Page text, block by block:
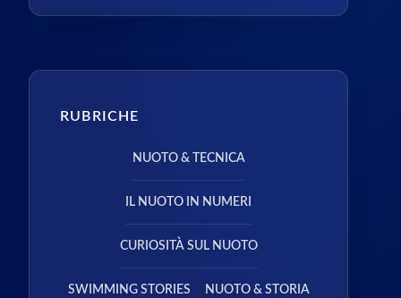
RUBRICHE
NUOTO & TECNICA
IL NUOTO IN NUMERI
CURIOSITÀ SUL NUOTO
SWIMMING STORIES NUOTO & STORIA